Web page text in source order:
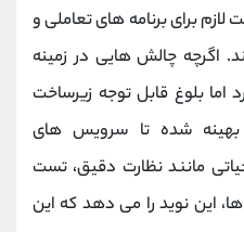
برای برنامه ‌های تعاملی و
اگرچه چالش ‌هایی در زمینه
اما بلوغ قابل توجه زیرساخت‌
بهینه ‌شده تا سرویس ‌های
مانند نظارت دقیق، تست‌
این نوید را می‌ دهد که این